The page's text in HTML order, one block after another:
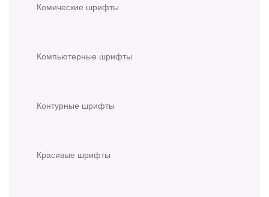
Комические шрифты
Компьютерные шрифты
Контурные шрифты
Красивые шрифты